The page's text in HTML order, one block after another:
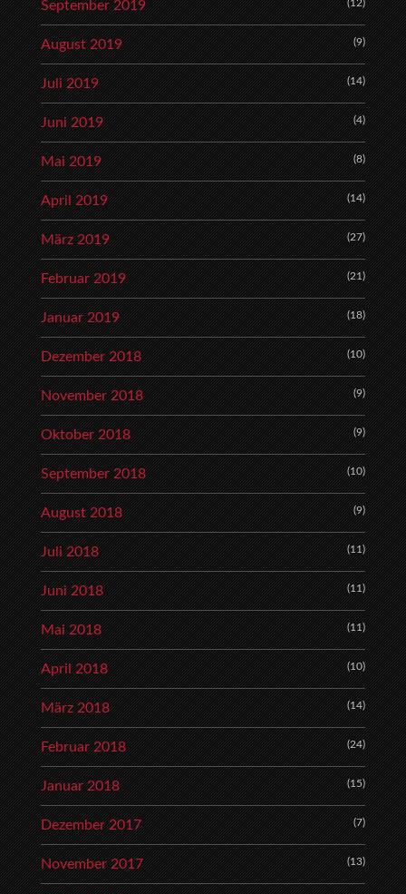
September 2019 (12)
August 2019 (9)
Juli 2019 (14)
Juni 2019 (4)
Mai 2019 (8)
April 2019 (14)
März 2019 (27)
Februar 2019 (21)
Januar 2019 (18)
Dezember 2018 (10)
November 2018 (9)
Oktober 2018 (9)
September 2018 (10)
August 2018 (9)
Juli 2018 (11)
Juni 2018 (11)
Mai 2018 (11)
April 2018 (10)
März 2018 (14)
Februar 2018 (24)
Januar 2018 (15)
Dezember 2017 (7)
November 2017 (13)